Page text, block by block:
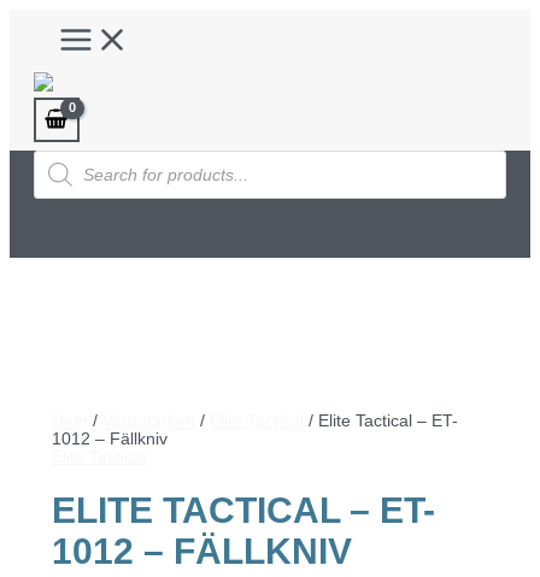
innehåll
Main
Menu
Products
search
/ /
/ Elite Tactical – ET-
1012 – Fällkniv
ELITE TACTICAL – ET-
1012 – FÄLLKNIV